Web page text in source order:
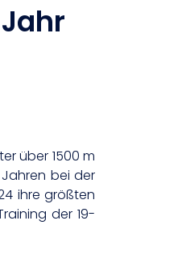
über 1500 m
bei der
ihre größten
der 19-